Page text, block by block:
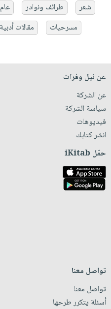
شعر
طرائف ونوادر عام
مسرحيات
مقالات أدبية
عن نيل وفرات
عن الشركة
سياسة الشركة
فيديوهات
انشر كتابك
حمّل iKitab
تواصل معنا
تواصل معنا
أسئلة يتكرر طرحها